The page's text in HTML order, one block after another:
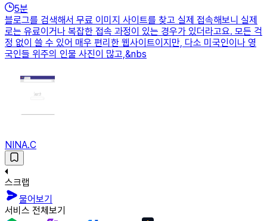
5분
블로그를 검색해서 무료 이미지 사이트를 찾고 실제 접속해보니 실제
로는 유료이거나 복잡한 접속 과정이 있는 경우가 있더라고요. 모든 걱
정 없이 쓸 수 있어 매우 편리한 웹사이트이지만, 다소 미국인이나 영
국인들 위주의 인물 사진이 많고,&nbs
NINA.C
스크랩
물어보기
서비스 전체보기